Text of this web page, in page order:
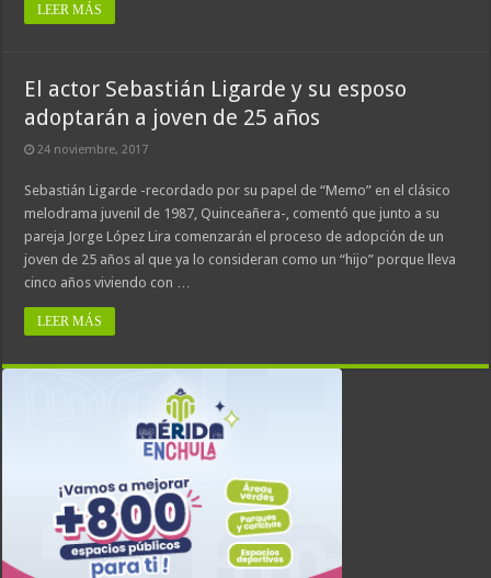
LEER MÁS
El actor Sebastián Ligarde y su esposo
adoptarán a joven de 25 años
24 noviembre, 2017
Sebastián Ligarde -recordado por su papel de “Memo” en el clásico
melodrama juvenil de 1987, Quinceañera-, comentó que junto a su
pareja Jorge López Lira comenzarán el proceso de adopción de un
joven de 25 años al que ya lo consideran como un “hijo” porque lleva
cinco años viviendo con …
LEER MÁS